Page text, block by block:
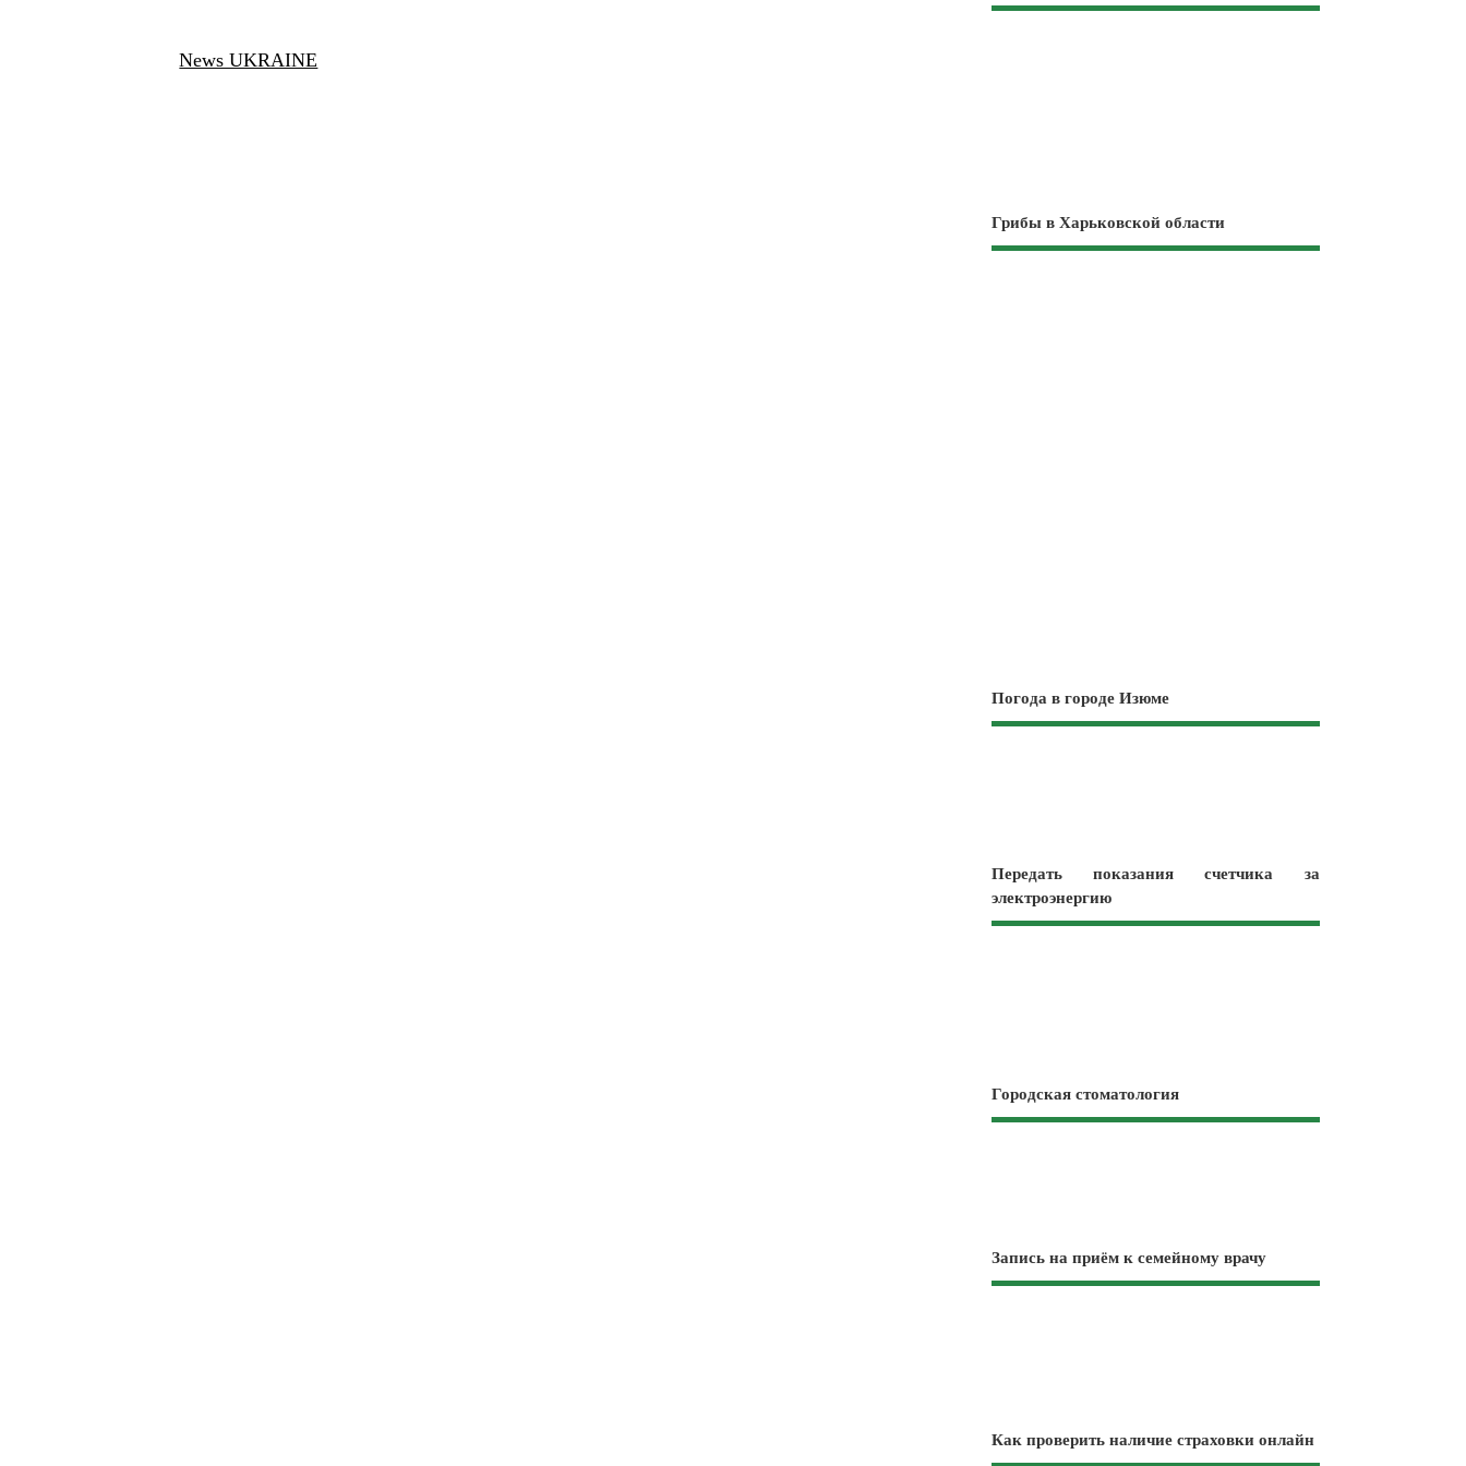
News UKRAINE
Грибы в Харьковской области
Погода в городе Изюме
Передать показания счетчика за
электроэнергию
Городская стоматология
Запись на приём к семейному врачу
Как проверить наличие страховки онлайн